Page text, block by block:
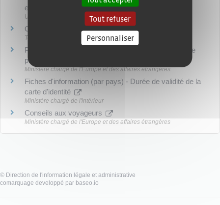
européenne
Union européenne
Carte de l'Espace Schengen
Toute l'Europe
Pays qui acceptent ou refusent une carte d'identité de
plus de 10 ans
Ministère chargé de l'Europe et des affaires étrangères
Fiches d'information (par pays) - Durée de validité de la
carte d'identité
Ministère chargé de l'intérieur
Conseils aux voyageurs
Ministère chargé de l'Europe et des affaires étrangères
© Direction de l'information légale et administrative
comarquage developpé par baseo.io
Tout refuser
Personnaliser